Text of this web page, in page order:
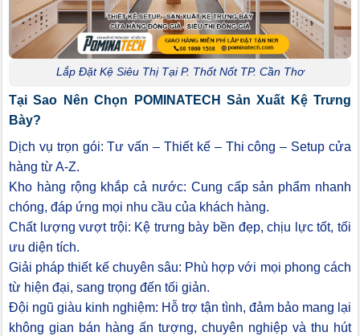
Lắp Đặt Kệ Siêu Thị Tại P. Thốt Nốt TP. Cần Thơ
Tại Sao Nên Chọn POMINATECH Sản Xuất Kệ Trưng
Bày?
Dịch vụ trọn gói: Tư vấn – Thiết kế – Thi công – Setup cửa
hàng từ A-Z.
Kho hàng rộng khắp cả nước: Cung cấp sản phẩm nhanh
chóng, đáp ứng mọi nhu cầu của khách hàng.
Chất lượng vượt trội: Kệ trưng bày bền đẹp, chịu lực tốt, tối
ưu diện tích.
Giải pháp thiết kế chuyên sâu: Phù hợp với mọi phong cách
từ hiện đại, sang trọng đến tối giản.
Đội ngũ giàu kinh nghiệm: Hỗ trợ tận tình, đảm bảo mang lại
không gian bán hàng ấn tượng, chuyên nghiệp và thu hút